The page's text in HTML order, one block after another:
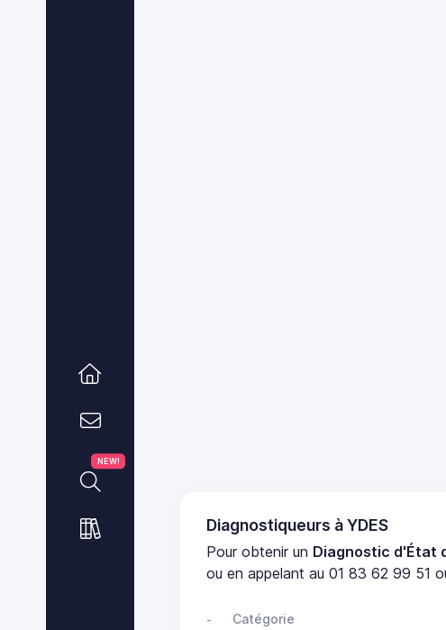
NEW!
Diagnostiqueurs à YDES
Pour obtenir un Diagnostic d'État
ou en appelant au 01 83 62 99 51
- Catégorie